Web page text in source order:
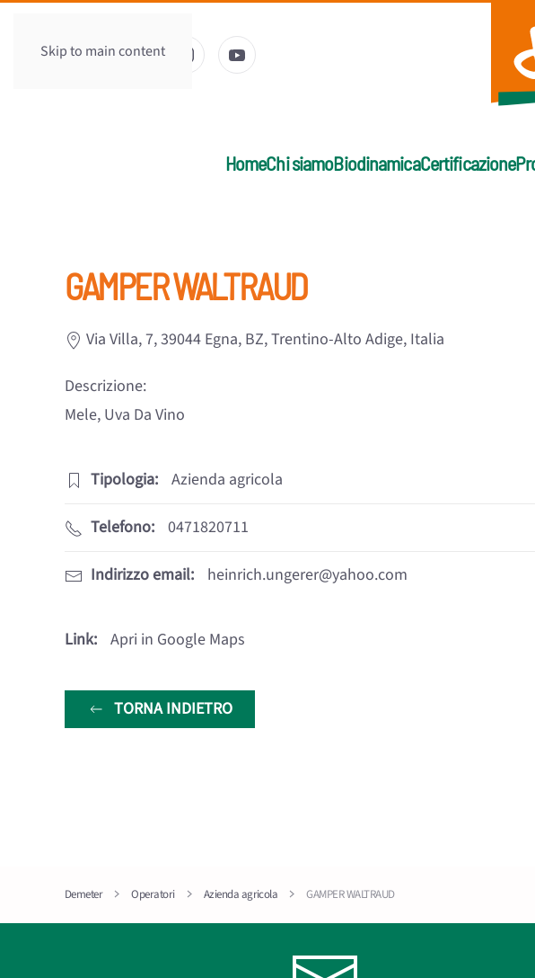
Skip to main content
HomeChi siamoBiodinamicaCertificazione
GAMPER WALTRAUD
Via Villa, 7, 39044 Egna, BZ, Trentino-Alto Adige, Italia
Descrizione:
Mele, Uva Da Vino
Tipologia: Azienda agricola
Telefono: 0471820711
Indirizzo email: heinrich.ungerer@yahoo.com
Link: Apri in Google Maps
TORNA INDIETRO
Demeter Operatori Azienda agricola GAMPER WALTRAUD